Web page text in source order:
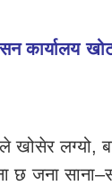
कार्यालय
लग्यो,
जना